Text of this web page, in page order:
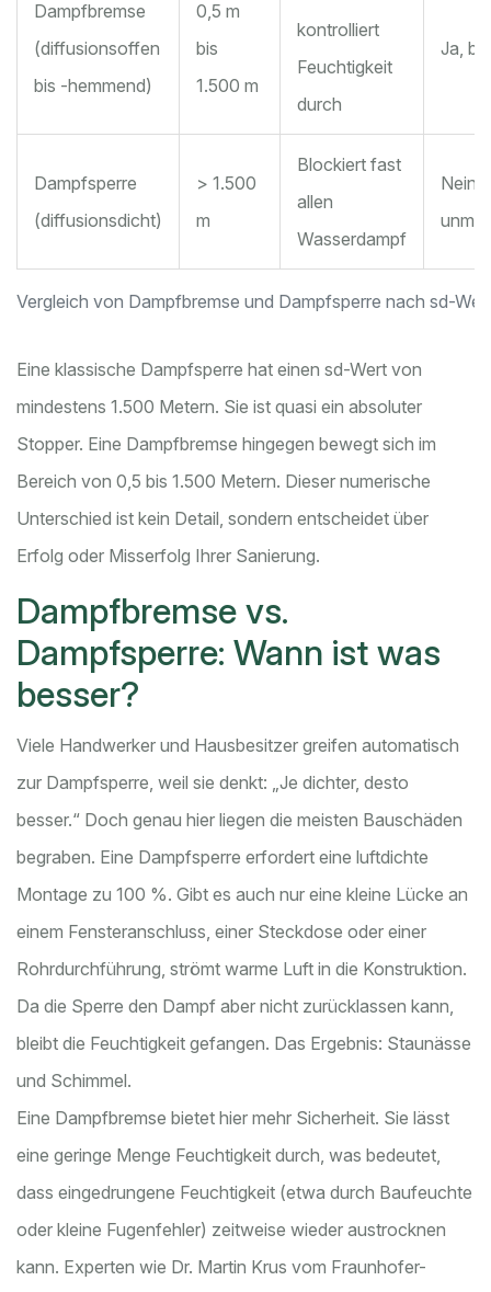
Vergleich von Dampfbremse und Dampfsperre nach sd-Wert
Dampfbremse
(diffusionsoffen
bis -hemmend)
0,5 m
bis
1.500 m
kontrolliert
Feuchtigkeit
durch
Ja,
Dampfsperre
(diffusionsdicht)
> 1.500
m
Blockiert fast
allen
Wasserdampf
Nein,
Eine klassische Dampfsperre hat einen sd-Wert von
mindestens 1.500 Metern. Sie ist quasi ein absoluter
Stopper. Eine Dampfbremse hingegen bewegt sich im
Bereich von 0,5 bis 1.500 Metern. Dieser numerische
Unterschied ist kein Detail, sondern entscheidet über
Erfolg oder Misserfolg Ihrer Sanierung.
Dampfbremse vs.
Dampfsperre: Wann ist was
besser?
Viele Handwerker und Hausbesitzer greifen automatisch
zur Dampfsperre, weil sie denkt: „Je dichter, desto
besser.“ Doch genau hier liegen die meisten Bauschäden
begraben. Eine Dampfsperre erfordert eine luftdichte
Montage zu 100 %. Gibt es auch nur eine kleine Lücke an
einem Fensteranschluss, einer Steckdose oder einer
Rohrdurchführung, strömt warme Luft in die Konstruktion.
Da die Sperre den Dampf aber nicht zurücklassen kann,
bleibt die Feuchtigkeit gefangen. Das Ergebnis: Staunässe
und Schimmel.
Eine Dampfbremse bietet hier mehr Sicherheit. Sie lässt
eine geringe Menge Feuchtigkeit durch, was bedeutet,
dass eingedrungene Feuchtigkeit (etwa durch Baufeuchte
oder kleine Fugenfehler) zeitweise wieder austrocknen
kann. Experten wie Dr. Martin Krus vom Fraunhofer-